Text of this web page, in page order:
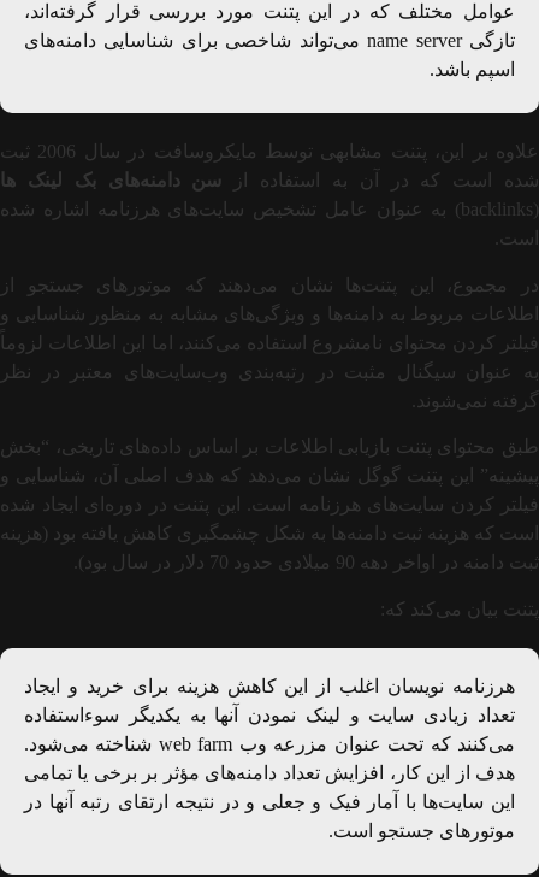
عوامل مختلف که در این پتنت مورد بررسی قرار گرفته‌اند،
تازگی name server می‌تواند شاخصی برای شناسایی دامنه‌های
اسپم باشد.
علاوه بر این، پتنت مشابهی توسط مایکروسافت در سال 2006 ثبت
شده است که در آن به استفاده از سن دامنه‌های بک لینک ها
(backlinks) به عنوان عامل تشخیص سایت‌های هرزنامه اشاره شده
است.
در مجموع، این پتنت‌ها نشان می‌دهند که موتورهای جستجو از
اطلاعات مربوط به دامنه‌ها و ویژگی‌های مشابه به منظور شناسایی و
فیلتر کردن محتوای نامشروع استفاده می‌کنند، اما این اطلاعات لزوماً
به عنوان سیگنال مثبت در رتبه‌بندی وب‌سایت‌های معتبر در نظر
گرفته نمی‌شوند.
طبق محتوای پتنت بازیابی اطلاعات بر اساس داده‌های تاریخی، “بخش
پیشینه” این پتنت گوگل نشان می‌دهد که هدف اصلی آن، شناسایی و
فیلتر کردن سایت‌های هرزنامه است. این پتنت در دوره‌ای ایجاد شده
است که هزینه ثبت دامنه‌ها به شکل چشمگیری کاهش یافته بود (هزینه
ثبت دامنه در اواخر دهه 90 میلادی حدود 70 دلار در سال بود).
پتنت بیان می‌کند که:
هرزنامه نویسان اغلب از این کاهش هزینه برای خرید و ایجاد
تعداد زیادی سایت و لینک نمودن آنها به یکدیگر سوءاستفاده
می‌کنند که تحت عنوان مزرعه وب web farm شناخته می‌شود.
هدف از این کار، افزایش تعداد دامنه‌های مؤثر بر برخی یا تمامی
این سایت‌ها با آمار فیک و جعلی و در نتیجه ارتقای رتبه آنها در
موتورهای جستجو است.